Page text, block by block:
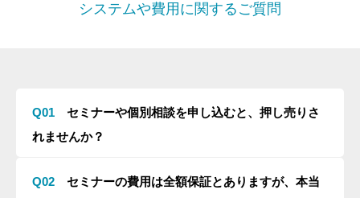
システムや費用に関するご質問
Q01
セミナーや個別相談を申し込むと、押し売りさ
れませんか？
Q02
セミナーの費用は全額保証とありますが、本当